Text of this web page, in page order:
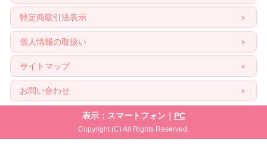
特定商取引法表示
個人情報の取扱い
サイトマップ
お問い合わせ
表示：スマートフォン｜ PC
Copyright (C) All Rights Reserved.